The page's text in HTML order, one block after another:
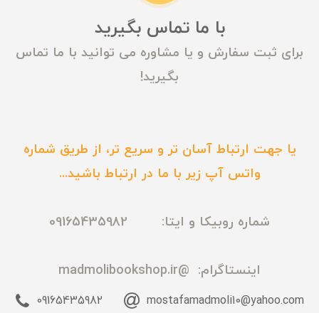
با ما تماس بگیرید
برای ثبت سفارش و یا مشاوره می توانید با ما تماس
بگیرید!
یا جهت ارتباط آسان تر و سریع تر، از طریق شماره
واتس آپ زیر با ما در ارتباط باشید...
شماره روبیکا و ایتا: 09165435982
اینستاگرام: @madmolibookshop.ir
mostafamadmoli10@yahoo.com
09165435982